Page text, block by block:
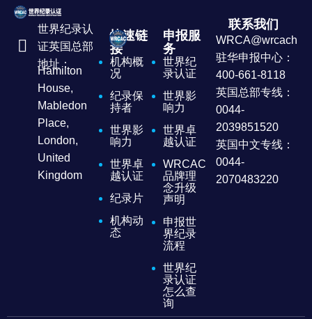
世界纪录认
证英国总部
地址：
Hamilton
House,
Mabledon
Place,
London,
United
Kingdom
快速链
接
机构概
况
纪录保
持者
世界影
响力
世界卓
越认证
纪录片
机构动
态
申报服
务
世界纪
录认证
世界影
响力
世界卓
越认证
WRCAC
品牌理
念升级
声明
申报世
界纪录
流程
世界纪
录认证
怎么查
询
联系我们
驻华申报中心：
400-661-8118
英国总部专线：
0044-
2039851520
英国中文专线：
0044-
2070483220